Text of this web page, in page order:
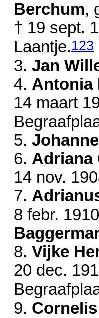
Berchum,
† 19 sept.
Laantje.123
3. Jan
4. Antonia
14 maart
5.
6. Adriana
14 nov.
7.
8 febr. 1910
8. Vijke
20 dec.
9.